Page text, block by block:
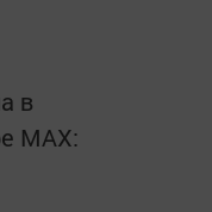
в
MАХ: